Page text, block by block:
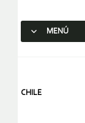
MENÚ
CHILE